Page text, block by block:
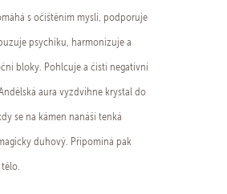
s očištěním mysli, podporuje
psychiku, harmonizuje a
bloky. Pohlcuje a čistí negativní
aura vyzdvihne krystal do
se na kámen nanáší tenká
duhový. Připomíná pak